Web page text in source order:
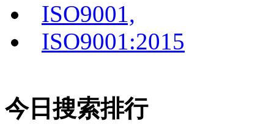
ISO9001,
ISO9001:2015
今日搜索排行